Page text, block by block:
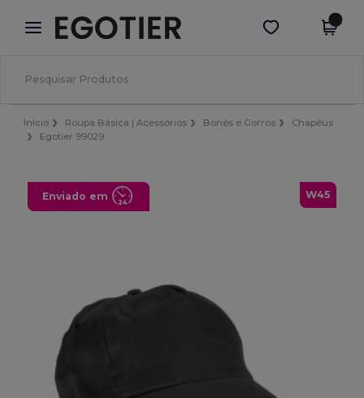
× App Egotier
Melhores preços na app!
Obter app
Início Roupa Básica | Acessórios Bonés e Gorros
Chapéus
Egotier 99029
W45
Enviado em